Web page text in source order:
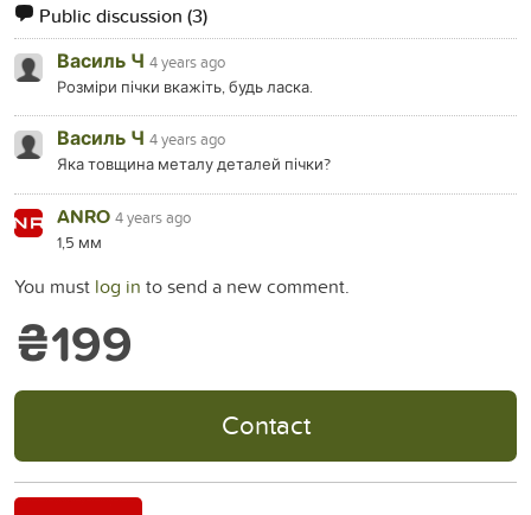
Public discussion (3)
Василь Ч 4 years ago
Розміри пічки вкажіть, будь ласка.
Василь Ч 4 years ago
Яка товщина металу деталей пічки?
ANRO 4 years ago
1,5 мм
You must log in to send a new comment.
₴199
Contact